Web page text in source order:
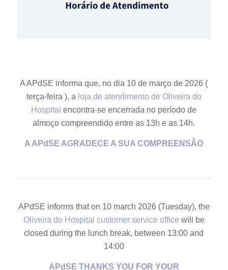
A APdSE informa que, no dia 10 de março de 2026 (
terça-feira ), a loja de atendimento de Oliveira do
Hospital encontra-se encerrada no período de
almoço compreendido entre as 13h e as 14h.
A APdSE AGRADECE A SUA COMPREENSÃO
APdSE informs that on 10 march 2026 (Tuesday), the
Oliveira do Hospital customer service office will be
closed during the lunch break, between 13:00 and
14:00
APdSE THANKS YOU FOR YOUR